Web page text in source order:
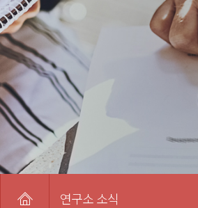
연구소 소식